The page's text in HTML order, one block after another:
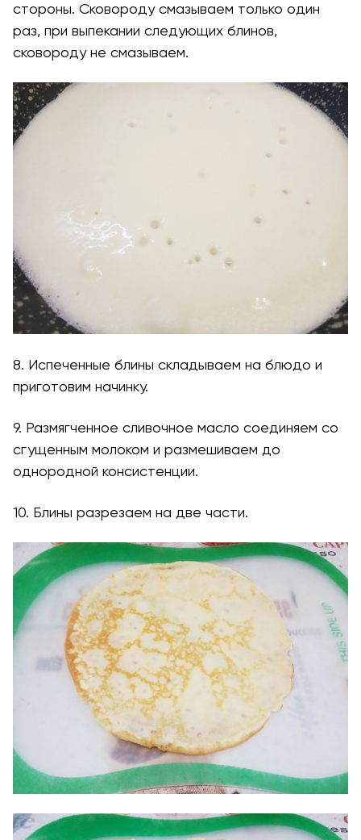
стороны. Сковороду смазываем только один
раз, при выпекании следующих блинов,
сковороду не смазываем.
8. Испеченные блины складываем на блюдо и
приготовим начинку.
9. Размягченное сливочное масло соединяем со
сгущенным молоком и размешиваем до
однородной консистенции.
10. Блины разрезаем на две части.